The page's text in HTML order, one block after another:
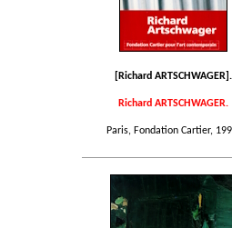
[Richard ARTSCHWAGER].
Richard ARTSCHWAGER.
Paris, Fondation Cartier,